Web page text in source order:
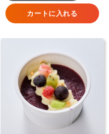
カートに入れる